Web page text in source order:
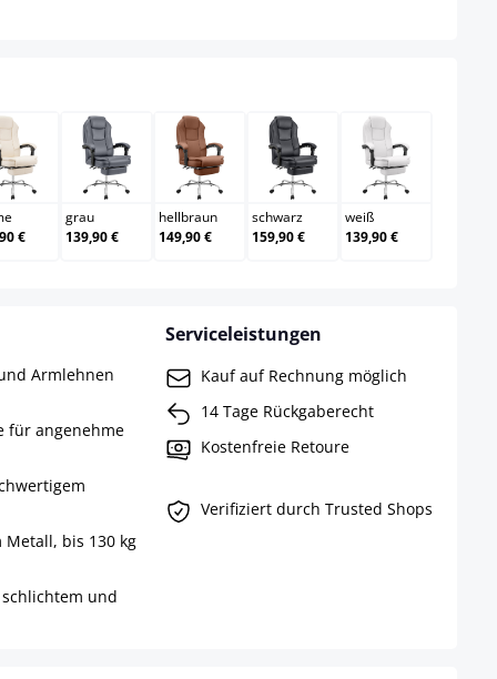
creme
€
grau
grau
139,90 €
hellbraun
hellbraun
149,90 €
schwarz
schwarz
159,90 €
weiß
weiß
139,90 €
Armlehnen
für angenehme
bis 130 kg
und
Serviceleistungen
Kauf auf Rechnung möglich
14 Tage Rückgaberecht
Kostenfreie Retoure
Verifiziert durch Trusted Shops